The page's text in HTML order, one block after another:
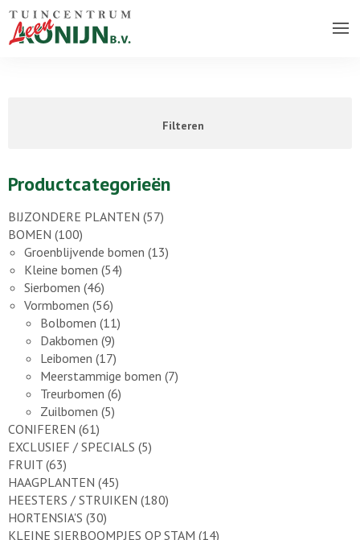
Filteren
Productcategorieën
BIJZONDERE PLANTEN (57)
BOMEN (100)
Groenblijvende bomen (13)
Kleine bomen (54)
Sierbomen (46)
Vormbomen (56)
Bolbomen (11)
Dakbomen (9)
Leibomen (17)
Meerstammige bomen (7)
Treurbomen (6)
Zuilbomen (5)
CONIFEREN (61)
EXCLUSIEF / SPECIALS (5)
FRUIT (63)
HAAGPLANTEN (45)
HEESTERS / STRUIKEN (180)
HORTENSIA'S (30)
KLEINE SIERBOOMPJES OP STAM (14)